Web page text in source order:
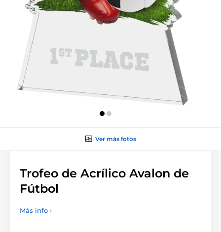
Ver más fotos
Trofeo de Acrílico Avalon de
Fútbol
Más info ›